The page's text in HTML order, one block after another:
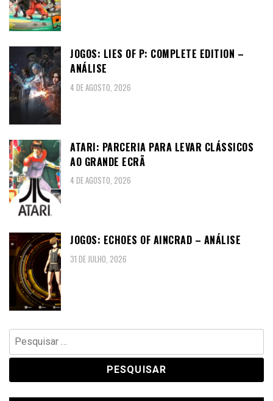
JOGOS: LIES OF P: COMPLETE EDITION –
ANÁLISE
4 DE AGOSTO, 2026
ATARI: PARCERIA PARA LEVAR CLÁSSICOS
AO GRANDE ECRÃ
4 DE AGOSTO, 2026
JOGOS: ECHOES OF AINCRAD – ANÁLISE
31 DE JULHO, 2026
Pesquisar
por: